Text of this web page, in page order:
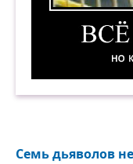
Семь дьяволов